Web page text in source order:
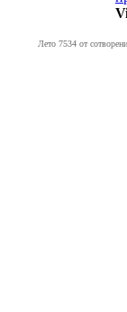
Лето 7534 от